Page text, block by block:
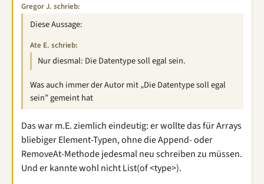
Gregor J. schrieb:
Diese Aussage:
Ate E. schrieb:
Nur diesmal: Die Datentype soll egal sein.
Was auch immer der Autor mit „Die Datentype soll egal
sein” gemeint hat
Das war m.E. ziemlich eindeutig: er wollte das für Arrays
bliebiger Element-Typen, ohne die Append- oder
RemoveAt-Methode jedesmal neu schreiben zu müssen.
Und er kannte wohl nicht List(of <type>).